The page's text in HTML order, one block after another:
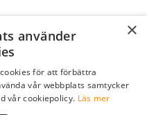
×
använder
för att förbättra
vår webbplats samtycker
vår cookiepolicy. Läs mer